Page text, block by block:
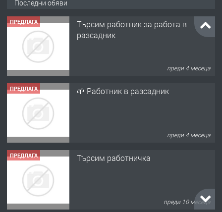
Последни обяви
ПРЕДЛАГА
Търсим работник за работа в
разсадник
преди 4 месеца
ПРЕДЛАГА 🌱 Работник в разсадник
преди 4 месеца
ПРЕДЛАГА Търсим работничка
преди 10 месеца